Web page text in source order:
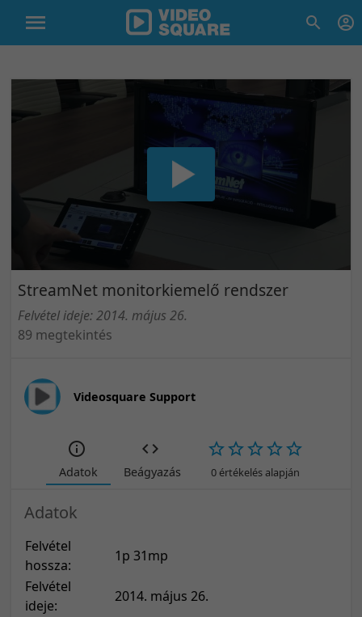
StreamNet monitorkiemelő rendszer
Felvétel ideje: 2014. május 26.
89 megtekintés
Videosquare Support
Adatok Beágyazás 0 értékelés alapján
Adatok
Felvétel
hossza:
1p 31mp
Felvétel
ideje:
2014. május 26.